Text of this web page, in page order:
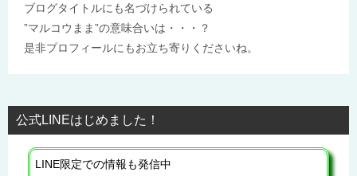
ブログタイトルにも名づけられている
”マルコウまま”の意味合いは・・・？
是非プロフィールにもお立ち寄りくださいね。
公式LINEはじめました！
LINE限定での情報も発信中